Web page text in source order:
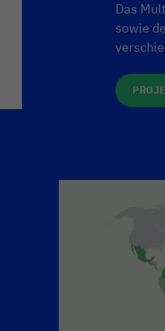
Das
sowie